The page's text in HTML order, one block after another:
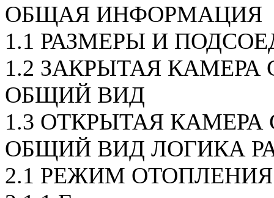
ОБЩАЯ ИНФОРМАЦИЯ
1.1 РАЗМЕРЫ И
1.2 ЗАКРЫТАЯ КАМЕРА
ОБЩИЙ ВИД
1.3 ОТКРЫТАЯ КАМЕРА
ОБЩИЙ ВИД ЛОГИКА
2.1 РЕЖИМ ОТОПЛЕНИЯ